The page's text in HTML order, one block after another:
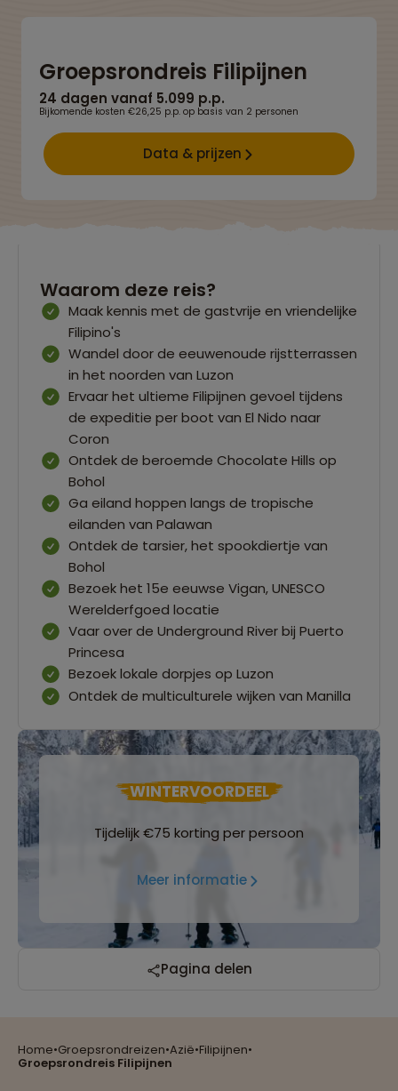
Home•Groepsrondreizen•Azië•Filipijnen•
Groepsrondreis Filipijnen
Groepsrondreis Filipijnen
24 dagen vanaf 5.099 p.p.
Bijkomende kosten €26,25 p.p. op basis van 2 personen
Data & prijzen
Waarom deze reis?
Maak kennis met de gastvrije en vriendelijke
Filipino's
Wandel door de eeuwenoude rijstterrassen
in het noorden van Luzon
Ervaar het ultieme Filipijnen gevoel tijdens
de expeditie per boot van El Nido naar
Coron
Ontdek de beroemde Chocolate Hills op
Bohol
Ga eiland hoppen langs de tropische
eilanden van Palawan
Ontdek de tarsier, het spookdiertje van
Bohol
Bezoek het 15e eeuwse Vigan, UNESCO
Werelderfgoed locatie
Vaar over de Underground River bij Puerto
Princesa
Bezoek lokale dorpjes op Luzon
Ontdek de multiculturele wijken van Manilla
WINTERVOORDEEL
Tijdelijk €75 korting per persoon
Meer informatie
Pagina delen
Reizen met oog voor mens, cultuur en milieu